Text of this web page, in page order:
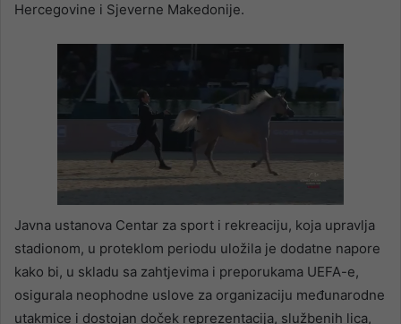
Hercegovine i Sjeverne Makedonije.
Javna ustanova Centar za sport i rekreaciju, koja upravlja
stadionom, u proteklom periodu uložila je dodatne napore
kako bi, u skladu sa zahtjevima i preporukama UEFA-e,
osigurala neophodne uslove za organizaciju međunarodne
utakmice i dostojan doček reprezentacija, službenih lica,